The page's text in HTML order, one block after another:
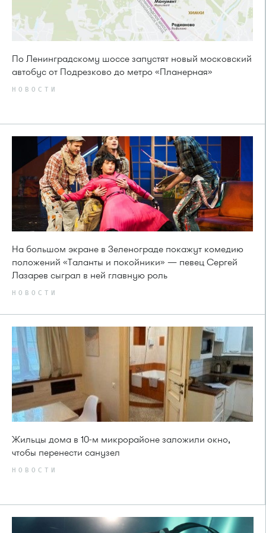
По Ленинградскому шоссе запустят новый московский
автобус от Подрезково до метро «Планерная»
НОВОСТИ
На большом экране в Зеленограде покажут комедию
положений «Таланты и покойники» — певец Сергей
Лазарев сыграл в ней главную роль
НОВОСТИ
Жильцы дома в 10-м микрорайоне заложили окно,
чтобы перенести санузел
НОВОСТИ